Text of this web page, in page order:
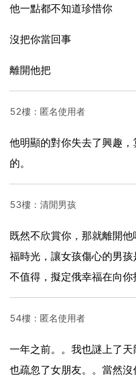
他一點都不知道珍惜你
沒把你當回事
離開他把
52樓：匿名使用者
他明顯的對你失去了興趣
的。
53樓：清閒男孩
既然不欣賞你，那就離開
福時光，讓女孩傷心的男
不值得，擬定俄幸福在向
54樓：匿名使用者
一年之前。。我也謎上了
也疏忽了女朋友。。當然沒